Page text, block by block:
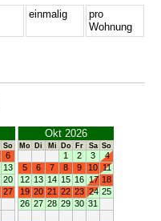
einmalig
pro
Wohnung
So
6
13
20
27
Okt 2026
Mo Di Mi Do Fr Sa So
1 2 3
4
5
6 7 8 9 10 11
12 13 14 15 16 17 18
19 20 21 22 23 24 25
26 27 28 29 30 31